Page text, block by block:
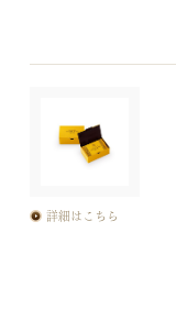
詳細はこちら